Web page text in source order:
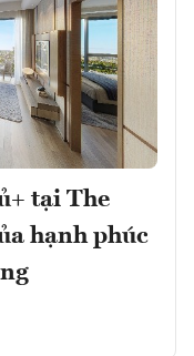
tại The
hạnh phúc